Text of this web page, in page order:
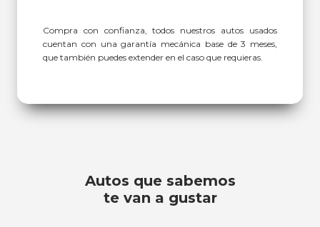
Compra con confianza, todos nuestros autos usados
cuentan con una garantía mecánica base de 3 meses,
que también puedes extender en el caso que requieras.
Autos que sabemos
te van a gustar